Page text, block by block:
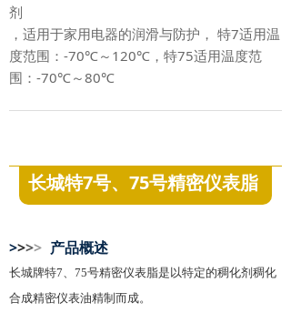
剂
，适用于家用电器的润滑与防护， 特7适用温
度范围：-70℃～120℃，特75适用温度范
围：-70℃～80℃
长城特7号、75号精密仪表脂
>>>> 产品概述
长城牌特7、75号精密仪表脂是以特定的稠化剂稠化
合成精密仪表油精制而成。